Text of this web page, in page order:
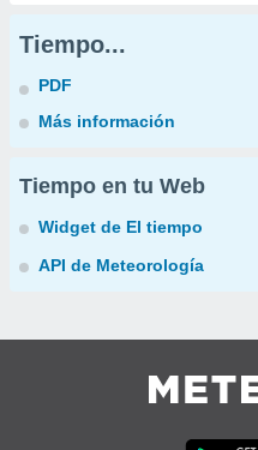
Tiempo...
PDF
Más información
Tiempo en tu Web
Widget de El tiempo
API de Meteorología